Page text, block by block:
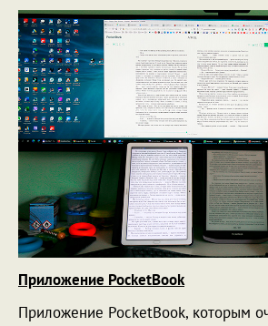
Приложение PocketBook
Приложение PocketBook, которым